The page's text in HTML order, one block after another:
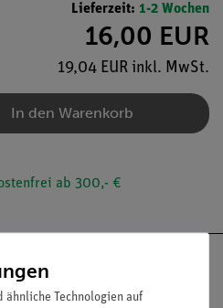
Lieferzeit: 1-2 Wochen
16,00 EUR
19,04 EUR inkl. MwSt.
In den Warenkorb
ab 300,- €
ähnliche Technologien auf